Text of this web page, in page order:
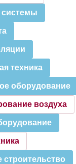
техника
оборудование
воздуха
строительство